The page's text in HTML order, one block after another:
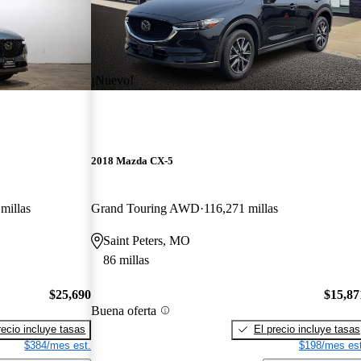
$25,690
incluye tasas
$384/mes est.
¡Nuevo!
2018 Mazda CX-5
Grand Touring AWD 116,271 millas
Saint Peters, MO
86 millas
Buena oferta
El precio incluye tasas
$198/mes